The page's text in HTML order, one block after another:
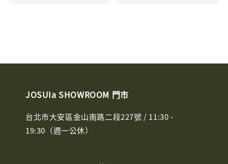
JOSUIa SHOWROOM 門市
台北市大安區金山南路二段227號 / 11:30 -
19:30（週一公休）